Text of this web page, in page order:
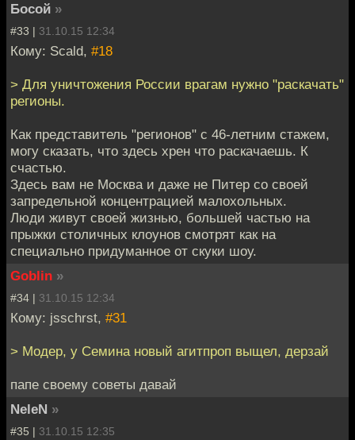
Босой »
#33 | 31.10.15 12:34
Кому: Scald, #18
> Для уничтожения России врагам нужно "раскачать"
регионы.
Как представитель "регионов" с 46-летним стажем,
могу сказать, что здесь хрен что раскачаешь. К
счастью.
Здесь вам не Москва и даже не Питер со своей
запредельной концентрацией малохольных.
Люди живут своей жизнью, большей частью на
прыжки столичных клоунов смотрят как на
специально придуманное от скуки шоу.
Goblin »
#34 | 31.10.15 12:34
Кому: jsschrst, #31
> Модер, у Семина новый агитпроп выщел, дерзай
папе своему советы давай
NeleN »
#35 | 31.10.15 12:35